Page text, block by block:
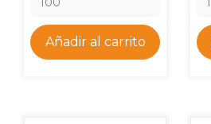
Añadir al carrito